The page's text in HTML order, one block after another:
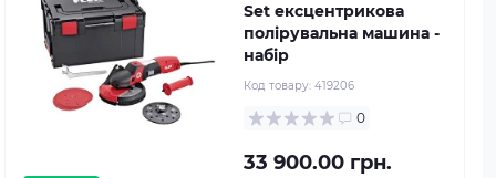
Set ексцентрикова
полірувальна машина -
набір
Код товару: 419206
0
33 900.00 грн.